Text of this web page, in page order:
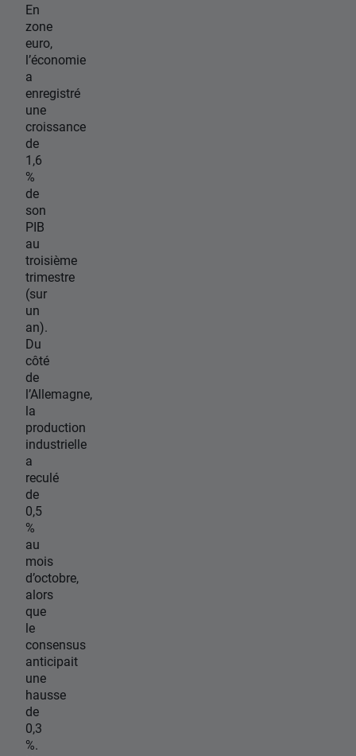
En
zone
euro,
l’économie
a
enregistré
une
croissance
de
1,6
%
de
son
PIB
au
troisième
trimestre
(sur
un
an).
Du
côté
de
l’Allemagne,
la
production
industrielle
a
reculé
de
0,5
%
au
mois
d’octobre,
alors
que
le
consensus
anticipait
une
hausse
de
0,3
%.